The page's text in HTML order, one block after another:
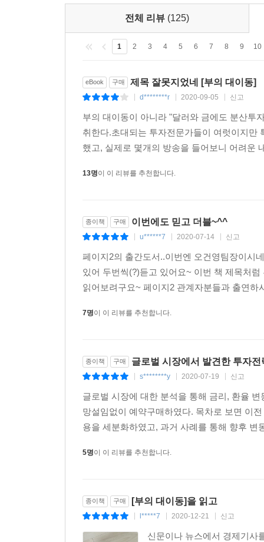
전체 리뷰 (125)
1 2 3 4 5 6 7 8 9 10
eBook 구매 제목 잘못지었네 [부의 대이동]
d********r 2020-09-05 신고
부의 대이동이 아니라 "달러와 금에도 분산투
취한다.초대되는 투자전문가들이 여럿이지만
했고, 실제로 몇개의 방송을 들어보니 어려운
13명이 이 리뷰를 추천합니다.
종이책 구매 이번에도 믿고 더블~^^
u******7 2020-07-14 신고
페이지2의 출간도서..이번엔 오건영팀장이시
있어 두번씩(?)듣고 있어요~ 이번 책 제목처
읽어보려구요~ 페이지2 관계자분들과 출연
7명이 이 리뷰를 추천합니다.
종이책 구매 글로벌 시장에서 발견한 투자전
s********y 2020-07-19 신고
글로벌 시장에 대한 분석을 통해 금리, 환율
망설임없이 예약구매하였다. 목차로 보면 이
용을 세분화하였고, 과거 사례를 통해 향후
5명이 이 리뷰를 추천합니다.
종이책 구매 [부의 대이동]을 읽고
l*****7 2020-12-21 신고
신문이나 뉴스에서 경제기사